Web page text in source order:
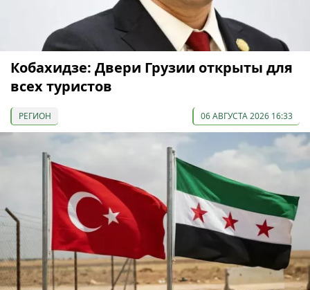
Кобахидзе: Двери Грузии открыты для
всех туристов
РЕГИОН 06 АВГУСТА 2026 16:33